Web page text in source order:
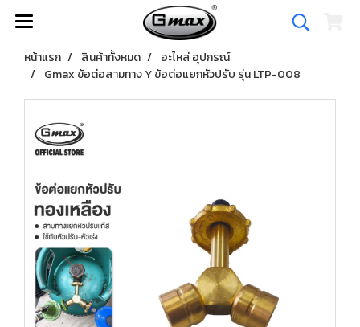
หน้าแรก สินค้าทั้งหมด
อะไหล่ อุปกรณ์
Gmax ข้อต่อสามทาง Y ข้อต่อแยกหัวปรับ รุ่น LTP-008